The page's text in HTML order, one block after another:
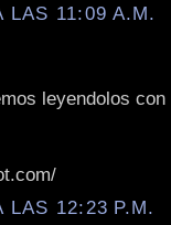
LAS 11:09 A.M.
leyendolos con
LAS 12:23 P.M.